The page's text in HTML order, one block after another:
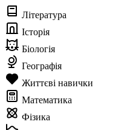
Література
Історія
Біологія
Географія
Життєві навички
Математика
Фізика